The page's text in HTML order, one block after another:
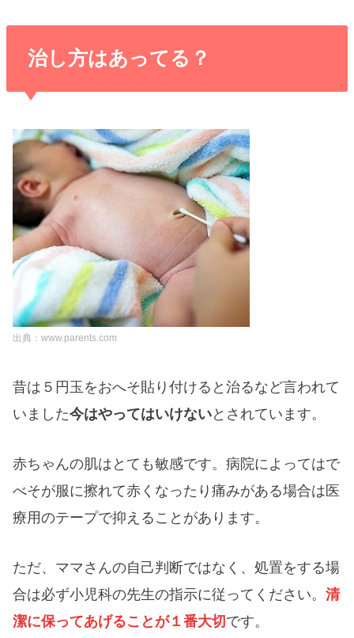
治し方はあってる？
出典：www.parents.com
昔は５円玉をおへそ貼り付けると治るなど言われて
いました今はやってはいけないとされています。
赤ちゃんの肌はとても敏感です。病院によってはで
べそが服に擦れて赤くなったり痛みがある場合は医
療用のテープで抑えることがあります。
ただ、ママさんの自己判断ではなく、処置をする場
合は必ず小児科の先生の指示に従ってください。清
潔に保ってあげることが１番大切です。